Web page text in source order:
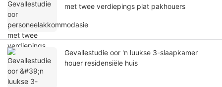
met twee verdiepings plat pakhouers
Gevallestudie oor 'n luukse 3-slaapkamer
houer residensiële huis